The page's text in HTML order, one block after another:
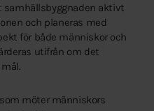
aktivt
och planeras med
för både människor och
utifrån om det
möter människors